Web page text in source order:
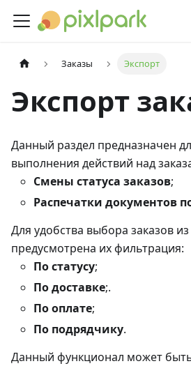
Заказы Экспорт
Экспорт
Данный раздел предназначен
выполнения действий над
Смены статуса заказов;
Распечатки документов
Для удобства выбора заказов из
предусмотрена их фильтрация:
По статусу;
По доставке;.
По оплате;
По подрядчику.
Данный функционал может